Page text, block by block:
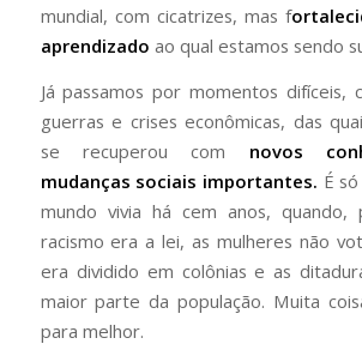
mundial, com cicatrizes, mas f
aprendizado ao qual estamos sendo
Já passamos por momentos difíceis,
guerras e crises econômicas, das
se recuperou com novos
mudanças sociais importantes. É
mundo vivia há cem anos,
racismo era a lei, as mulheres não
era dividido em colônias e as
maior parte da população. Muita
para melhor.